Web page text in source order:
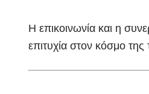
Η επικοινωνία και η
επιτυχία στον κόσμο της